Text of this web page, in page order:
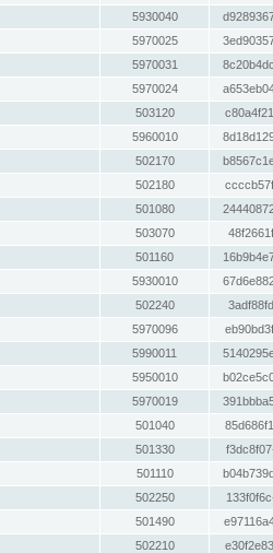
5930040
5970025
5970031
5970024
503120
5960010
502170
502180
501080
503070
501160
5930010
502240
5970096
5990011
5950010
5970019
501040
501330
501110
502250
501490
502210